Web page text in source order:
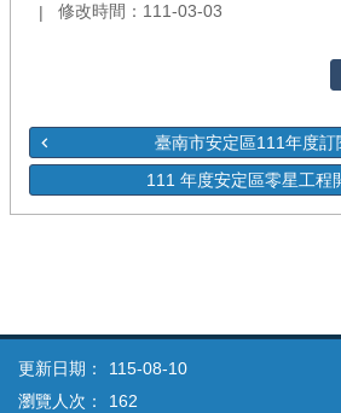
修改時間：111-03-03
臺南市安定區111年度訂
111 年度安定區零星工程
更新日期：
115-08-10
瀏覽人次：
162